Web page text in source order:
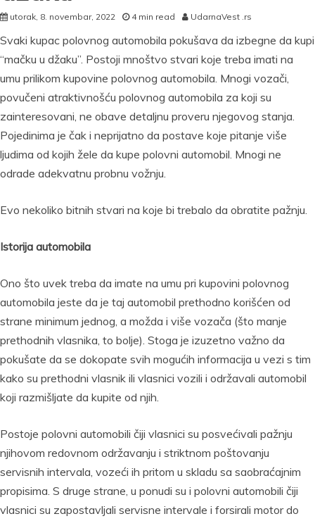
utorak, 8. novembar, 2022 4 min read UdarnaVest .rs
Svaki kupac polovnog automobila pokušava da izbegne da kupi
“mačku u džaku”. Postoji mnoštvo stvari koje treba imati na
umu prilikom kupovine polovnog automobila. Mnogi vozači,
povučeni atraktivnošću polovnog automobila za koji su
zainteresovani, ne obave detaljnu proveru njegovog stanja.
Pojedinima je čak i neprijatno da postave koje pitanje više
ljudima od kojih žele da kupe polovni automobil. Mnogi ne
odrade adekvatnu probnu vožnju.
Evo nekoliko bitnih stvari na koje bi trebalo da obratite pažnju.
Istorija automobila
Ono što uvek treba da imate na umu pri kupovini polovnog
automobila jeste da je taj automobil prethodno korišćen od
strane minimum jednog, a možda i više vozača (što manje
prethodnih vlasnika, to bolje). Stoga je izuzetno važno da
pokušate da se dokopate svih mogućih informacija u vezi s tim
kako su prethodni vlasnik ili vlasnici vozili i održavali automobil
koji razmišljate da kupite od njih.
Postoje polovni automobili čiji vlasnici su posvećivali pažnju
njihovom redovnom održavanju i striktnom poštovanju
servisnih intervala, vozeći ih pritom u skladu sa saobraćajnim
propisima. S druge strane, u ponudi su i polovni automobili čiji
vlasnici su zapostavljali servisne intervale i forsirali motor do